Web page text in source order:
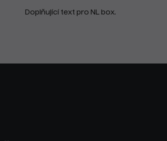
Doplňující text pro NL box.